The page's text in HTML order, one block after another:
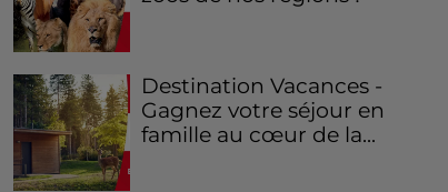
Destination Vacances -
Gagnez votre séjour en
famille au cœur de la...